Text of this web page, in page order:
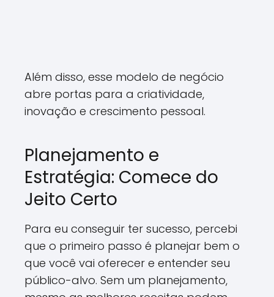
Além disso, esse modelo de negócio
abre portas para a criatividade,
inovação e crescimento pessoal.
Planejamento e
Estratégia: Comece do
Jeito Certo
Para eu conseguir ter sucesso, percebi
que o primeiro passo é planejar bem o
que você vai oferecer e entender seu
público-alvo. Sem um planejamento,